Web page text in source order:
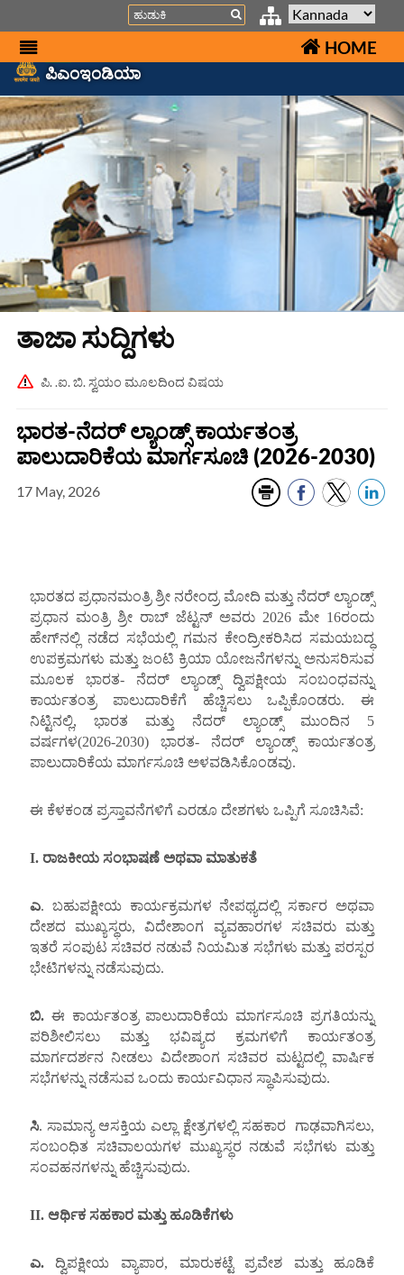
Search
HOME
ಪಿಎಂಇಂಡಿಯಾ
ತಾಜಾ ಸುದ್ದಿಗಳು
ಪಿ. .ಐ. ಬಿ. ಸ್ವಯಂ ಮೂಲದಿoದ ವಿಷಯ
ಭಾರತ-ನೆದರ್ ಲ್ಯಾಂಡ್ಸ್ ಕಾರ್ಯತಂತ್ರ
ಪಾಲುದಾರಿಕೆಯ ಮಾರ್ಗಸೂಚಿ (2026-2030)
17 May, 2026
ಭಾರತದ ಪ್ರಧಾನಮಂತ್ರಿ ಶ್ರೀ ನರೇಂದ್ರ ಮೋದಿ ಮತ್ತು ನೆದರ್ ಲ್ಯಾಂಡ್ಸ್
ಪ್ರಧಾನ ಮಂತ್ರಿ ಶ್ರೀ ರಾಬ್ ಜೆಟ್ಟನ್ ಅವರು 2026 ಮೇ 16ರಂದು
ಹೇಗ್‌ನಲ್ಲಿ ನಡೆದ ಸಭೆಯಲ್ಲಿ ಗಮನ ಕೇಂದ್ರೀಕರಿಸಿದ ಸಮಯಬದ್ಧ
ಉಪಕ್ರಮಗಳು ಮತ್ತು ಜಂಟಿ ಕ್ರಿಯಾ ಯೋಜನೆಗಳನ್ನು ಅನುಸರಿಸುವ
ಮೂಲಕ ಭಾರತ- ನೆದರ್ ಲ್ಯಾಂಡ್ಸ್ ದ್ವಿಪಕ್ಷೀಯ ಸಂಬಂಧವನ್ನು
ಕಾರ್ಯತಂತ್ರ ಪಾಲುದಾರಿಕೆಗೆ ಹೆಚ್ಚಿಸಲು ಒಪ್ಪಿಕೊಂಡರು. ಈ
ನಿಟ್ಟಿನಲ್ಲಿ, ಭಾರತ ಮತ್ತು ನೆದರ್ ಲ್ಯಾಂಡ್ಸ್ ಮುಂದಿನ 5
ವರ್ಷಗಳ(2026-2030) ಭಾರತ- ನೆದರ್ ಲ್ಯಾಂಡ್ಸ್ ಕಾರ್ಯತಂತ್ರ
ಪಾಲುದಾರಿಕೆಯ ಮಾರ್ಗಸೂಚಿ ಅಳವಡಿಸಿಕೊಂಡವು.
ಈ ಕೆಳಕಂಡ ಪ್ರಸ್ತಾವನೆಗಳಿಗೆ ಎರಡೂ ದೇಶಗಳು ಒಪ್ಪಿಗೆ ಸೂಚಿಸಿವೆ:
I. ರಾಜಕೀಯ ಸಂಭಾಷಣೆ ಅಥವಾ ಮಾತುಕತೆ
ಎ. ಬಹುಪಕ್ಷೀಯ ಕಾರ್ಯಕ್ರಮಗಳ ನೇಪಥ್ಯದಲ್ಲಿ ಸರ್ಕಾರ ಅಥವಾ
ದೇಶದ ಮುಖ್ಯಸ್ಥರು, ವಿದೇಶಾಂಗ ವ್ಯವಹಾರಗಳ ಸಚಿವರು ಮತ್ತು
ಇತರೆ ಸಂಪುಟ ಸಚಿವರ ನಡುವೆ ನಿಯಮಿತ ಸಭೆಗಳು ಮತ್ತು ಪರಸ್ಪರ
ಭೇಟಿಗಳನ್ನು ನಡೆಸುವುದು.
ಬಿ. ಈ ಕಾರ್ಯತಂತ್ರ ಪಾಲುದಾರಿಕೆಯ ಮಾರ್ಗಸೂಚಿ ಪ್ರಗತಿಯನ್ನು
ಪರಿಶೀಲಿಸಲು ಮತ್ತು ಭವಿಷ್ಯದ ಕ್ರಮಗಳಿಗೆ ಕಾರ್ಯತಂತ್ರ
ಮಾರ್ಗದರ್ಶನ ನೀಡಲು ವಿದೇಶಾಂಗ ಸಚಿವರ ಮಟ್ಟದಲ್ಲಿ ವಾರ್ಷಿಕ
ಸಭೆಗಳನ್ನು ನಡೆಸುವ ಒಂದು ಕಾರ್ಯವಿಧಾನ ಸ್ಥಾಪಿಸುವುದು.
ಸಿ. ಸಾಮಾನ್ಯ ಆಸಕ್ತಿಯ ಎಲ್ಲಾ ಕ್ಷೇತ್ರಗಳಲ್ಲಿ ಸಹಕಾರ ಗಾಢವಾಗಿಸಲು,
ಸಂಬಂಧಿತ ಸಚಿವಾಲಯಗಳ ಮುಖ್ಯಸ್ಥರ ನಡುವೆ ಸಭೆಗಳು ಮತ್ತು
ಸಂವಹನಗಳನ್ನು ಹೆಚ್ಚಿಸುವುದು.
II. ಆರ್ಥಿಕ ಸಹಕಾರ ಮತ್ತು ಹೂಡಿಕೆಗಳು
ಎ.ದ್ವಿಪಕ್ಷೀಯ ವ್ಯಾಪಾರ, ಮಾರುಕಟ್ಟೆ ಪ್ರವೇಶ ಮತ್ತು ಹೂಡಿಕೆ